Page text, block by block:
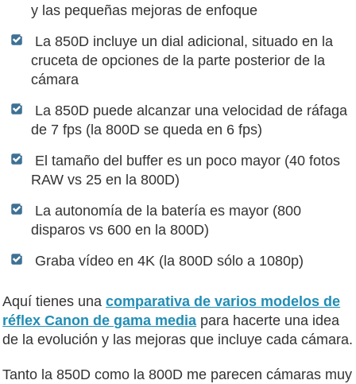
y las pequeñas mejoras de enfoque
La 850D incluye un dial adicional, situado en la
cruceta de opciones de la parte posterior de la
cámara
La 850D puede alcanzar una velocidad de ráfaga
de 7 fps (la 800D se queda en 6 fps)
El tamaño del buffer es un poco mayor (40 fotos
RAW vs 25 en la 800D)
La autonomía de la batería es mayor (800
disparos vs 600 en la 800D)
Graba vídeo en 4K (la 800D sólo a 1080p)
Aquí tienes unacomparativa de varios modelos de
réflex Canon de gama media para hacerte una idea
de la evolución y las mejoras que incluye cada cámara.
Tanto la 850D como la 800D me parecen cámaras muy